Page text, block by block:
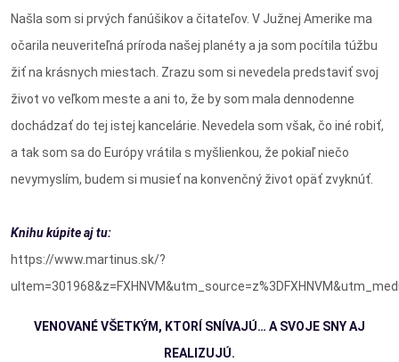
Našla som si prvých fanúšikov a čitateľov. V Južnej Amerike ma
očarila neuveriteľná príroda našej planéty a ja som pocítila túžbu
žiť na krásnych miestach. Zrazu som si nevedela predstaviť svoj
život vo veľkom meste a ani to, že by som mala dennodenne
dochádzať do tej istej kancelárie. Nevedela som však, čo iné robiť,
a tak som sa do Európy vrátila s myšlienkou, že pokiaľ niečo
nevymyslím, budem si musieť na konvenčný život opäť zvyknúť.
Knihu kúpite aj tu:
https://www.martinus.sk/?
VENOVANÉ VŠETKÝM, KTORÍ SNÍVAJÚ… A SVOJE SNY AJ
REALIZUJÚ.